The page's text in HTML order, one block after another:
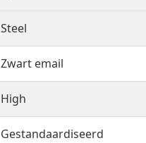
Steel
Zwart email
High
Gestandaardiseerd